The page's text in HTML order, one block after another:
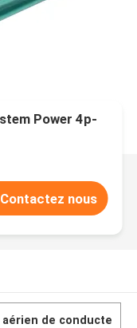
Power 4p-
Contactez nous
aérien de conducte